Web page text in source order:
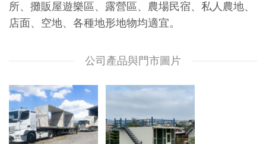
所、攤販屋遊樂區、露營區、農場民宿、私人農地、
店面、空地、各種地形地物均適宜。
公司產品與門市圖片